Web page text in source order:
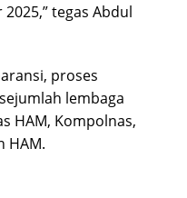
tegas Abdul
proses
lembaga
HAM, Kompolnas,
HAM.